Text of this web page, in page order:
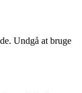
Undgå at bruge